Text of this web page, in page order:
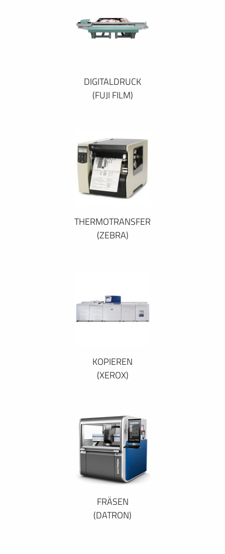
DIGITALDRUCK
(FUJI FILM)
THERMOTRANSFER
(ZEBRA)
KOPIEREN
(XEROX)
FRÄSEN
(DATRON)